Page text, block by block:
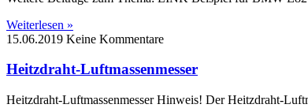
Weiterlesen »
15.06.2019 Keine Kommentare
Heitzdraht-Luftmassenmesser
Heitzdraht-Luftmassenmesser Hinweis! Der Heitzdraht-